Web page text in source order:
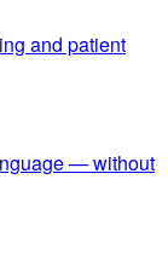
and patient
— without